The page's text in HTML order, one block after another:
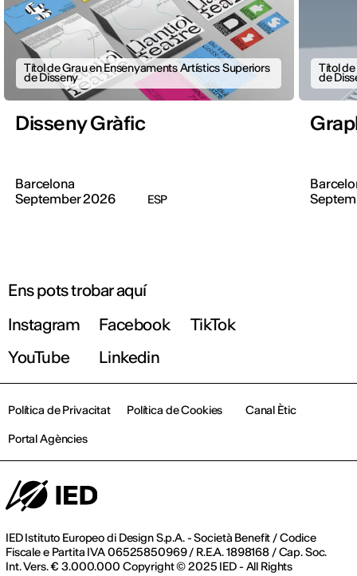
Títol de Grau en Ensenyaments Artístics Superiors
de Disseny
Disseny Gràfic
Barcelona
September 2026
ESP
Títol
de
Ens pots trobar aquí
Instagram
Facebook
TikTok
YouTube
Linkedin
IED Istituto Europeo di Design S.p.A. - Società Benefit / Codice
Fiscale e Partita IVA 06525850969 / R.E.A. 1898168 / Cap. Soc.
Int. Vers. € 3.000.000 Copyright © 2025 IED - All Rights
Política de Privacitat Política de Cookies
Canal Ètic
Portal Agències